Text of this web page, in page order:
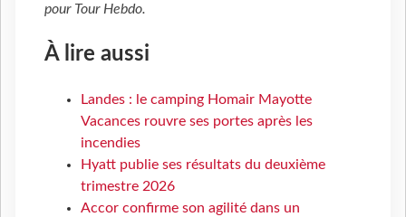
pour Tour Hebdo.
À lire aussi
Landes : le camping Homair Mayotte
Vacances rouvre ses portes après les
incendies
Hyatt publie ses résultats du deuxième
trimestre 2026
Accor confirme son agilité dans un